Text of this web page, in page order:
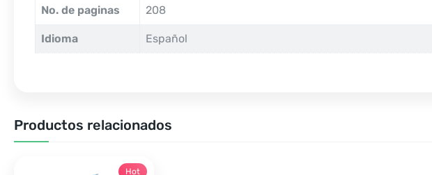
No. de paginas 208
Idioma Español
Productos relacionados
Hot